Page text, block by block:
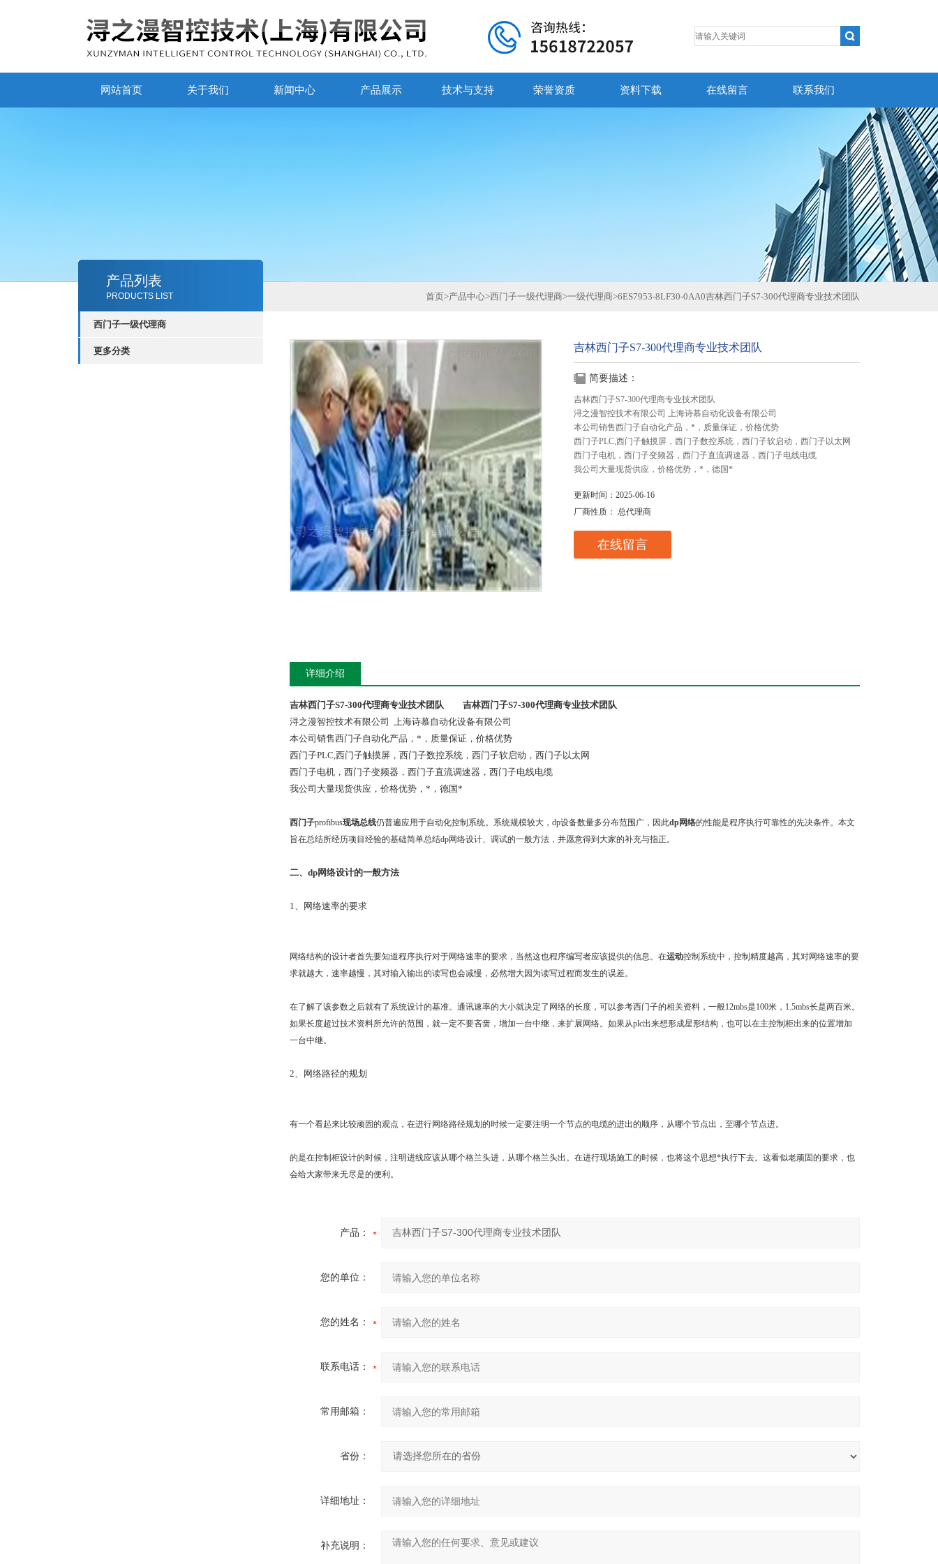
网站首页 关于我们 新闻中心 产品展示 技术与支持 荣誉资质 资料下载 在线留言 联系我们
产品列表
PRODUCTS LIST
西门子一级代理商
更多分类
首页>产品中心>西门子一级代理商>一级代理商>6ES7953-8LF30-0AA0吉林西门子S7-300代理商专业技术团队
吉林西门子S7-300代理商专业技术团队
简要描述：
吉林西门子S7-300代理商专业技术团队
浔之漫智控技术有限公司 上海诗慕自动化设备有限公司
本公司销售西门子自动化产品，*，质量保证，价格优势
西门子PLC,西门子触摸屏，西门子数控系统，西门子软启动，西门子以太网
西门子电机，西门子变频器，西门子直流调速器，西门子电线电缆
我公司大量现货供应，价格优势，*，德国*
更新时间：2025-06-16
厂商性质： 总代理商
在线留言
详细介绍
吉林西门子S7-300代理商专业技术团队
吉林西门子S7-300代理商专业技术团队
浔之漫智控技术有限公司 上海诗慕自动化设备有限公司
本公司销售西门子自动化产品，*，质量保证，价格优势
西门子PLC,西门子触摸屏，西门子数控系统，西门子软启动，西门子以太网
西门子电机，西门子变频器，西门子直流调速器，西门子电线电缆
我公司大量现货供应，价格优势，*，德国*
西门子profibus现场总线仍普遍应用于自动化控制系统。系统规模较大，dp设备数量多分布范围广，因此dp网络的性能是程序执行可靠性的先决条件。本文
旨在总结所经历项目经验的基础简单总结dp网络设计、调试的一般方法，并愿意得到大家的补充与指正。
二、dp网络设计的一般方法
1、网络速率的要求
网络结构的设计者首先要知道程序执行对于网络速率的要求，当然这也程序编写者应该提供的信息。在运动控制系统中，控制精度越高，其对网络速率的要
求就越大，速率越慢，其对输入输出的读写也会减慢，必然增大因为读写过程而发生的误差。
在了解了该参数之后就有了系统设计的基准。通讯速率的大小就决定了网络的长度，可以参考西门子的相关资料，一般12mbs是100米，1.5mbs长是两百米。
如果长度超过技术资料所允许的范围，就一定不要吝啬，增加一台中继，来扩展网络。如果从plc出来想形成星形结构，也可以在主控制柜出来的位置增加
一台中继。
2、网络路径的规划
有一个看起来比较顽固的观点，在进行网络路径规划的时候一定要注明一个节点的电缆的进出的顺序，从哪个节点出，至哪个节点进。
的是在控制柜设计的时候，注明进线应该从哪个格兰头进，从哪个格兰头出。在进行现场施工的时候，也将这个思想*执行下去。这看似老顽固的要求，也
会给大家带来无尽是的便利。
产品：
您的单位：
您的姓名：
联系电话：
常用邮箱：
省份：
详细地址：
补充说明：